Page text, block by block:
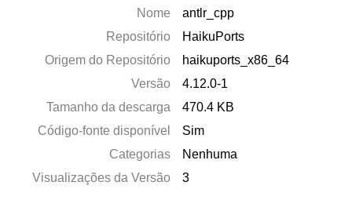
Nome
antlr_cpp
Repositório
HaikuPorts
Origem do Repositório
haikuports_x86_64
Versão
4.12.0-1
Tamanho da descarga
470.4 KB
Código-fonte disponível
Sim
Categorias
Nenhuma
Visualizações da Versão
3